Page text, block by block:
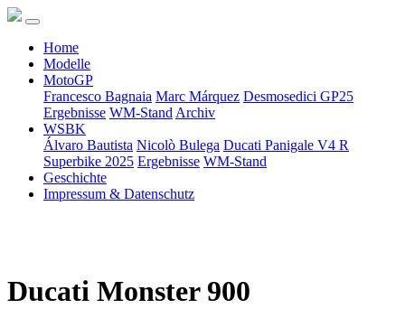
Home
Modelle
MotoGP
Francesco Bagnaia Marc Márquez Desmosedici GP25
Ergebnisse WM-Stand Archiv
WSBK
Álvaro Bautista Nicolò Bulega Ducati Panigale V4 R
Superbike 2025 Ergebnisse WM-Stand
Geschichte
Impressum & Datenschutz
Ducati Monster 900